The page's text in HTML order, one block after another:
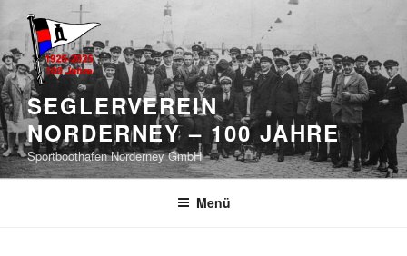
Inhalt
springen
SEGLERVEREIN
NORDERNEY – 100 JAHRE
Sportboothafen Norderney GmbH
Menü